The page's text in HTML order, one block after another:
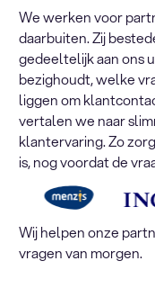
We werken voor
daarbuiten. Zij
gedeeltelijk aan ons
bezighoudt, welke
liggen om
vertalen we naar
klantervaring. Zo
is, nog voordat de
Wij helpen onze
vragen van morgen.